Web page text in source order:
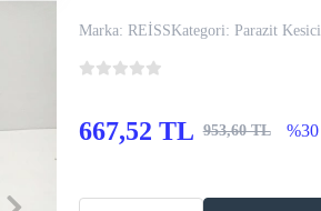
Marka: REİSSKategori: Parazit Kesici
667,52 TL 953,60 TL %30